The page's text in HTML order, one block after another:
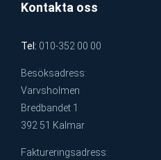
Kontakta oss
Tel: 010-352 00 00
Besöksadress:
Varvsholmen
Bredbandet 1
392 51 Kalmar
Faktureringsadress: